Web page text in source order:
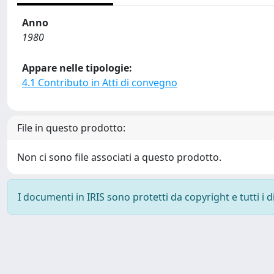
Anno
1980
Appare nelle tipologie:
4.1 Contributo in Atti di convegno
File in questo prodotto:
Non ci sono file associati a questo prodotto.
I documenti in IRIS sono protetti da copyright e tutti i